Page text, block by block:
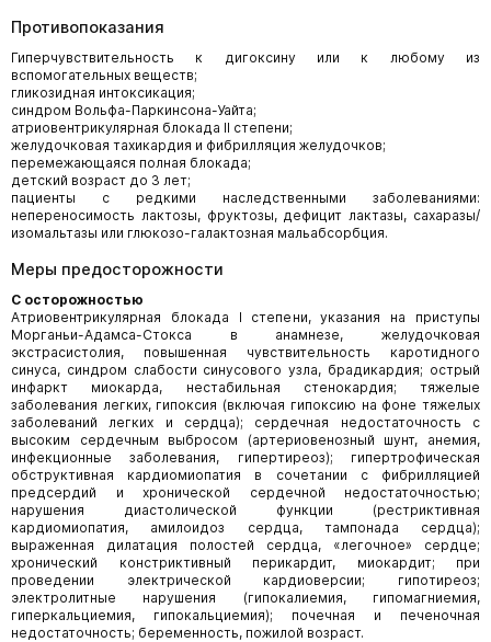
Противопоказания
Гиперчувствительность к дигоксину или к любому из
вспомогательных веществ;
гликозидная интоксикация;
синдром Вольфа-Паркинсона-Уайта;
атриовентрикулярная блокада II степени;
желудочковая тахикардия и фибрилляция желудочков;
перемежающаяся полная блокада;
детский возраст до 3 лет;
пациенты с редкими наследственными заболеваниями:
непереносимость лактозы, фруктозы, дефицит лактазы, сахаразы/
изомальтазы или глюкозо-галактозная мальабсорбция.
Меры предосторожности
С осторожностью
Атриовентрикулярная блокада I степени, указания на приступы
Морганьи-Адамса-Стокса в анамнезе, желудочковая
экстрасистолия, повышенная чувствительность каротидного
синуса, синдром слабости синусового узла, брадикардия; острый
инфаркт миокарда, нестабильная стенокардия; тяжелые
заболевания легких, гипоксия (включая гипоксию на фоне тяжелых
заболеваний легких и сердца); сердечная недостаточность с
высоким сердечным выбросом (артериовенозный шунт, анемия,
инфекционные заболевания, гипертиреоз); гипертрофическая
обструктивная кардиомиопатия в сочетании с фибрилляцией
предсердий и хронической сердечной недостаточностью;
нарушения диастолической функции (рестриктивная
кардиомиопатия, амилоидоз сердца, тампонада сердца);
выраженная дилатация полостей сердца, «легочное» сердце;
хронический констриктивный перикардит, миокардит; при
проведении электрической кардиоверсии; гипотиреоз;
электролитные нарушения (гипокалиемия, гипомагниемия,
гиперкальциемия, гипокальциемия); почечная и печеночная
недостаточность; беременность, пожилой возраст.